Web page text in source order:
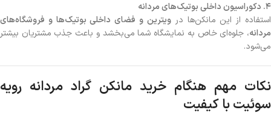
۴. دکوراسیون داخلی بوتیک‌های مردانه
استفاده از این مانکن‌ها درویترین و فضای داخلی بوتیک‌ها و فروشگاه‌های
مردانه، جلوه‌ای خاص به نمایشگاه شما می‌بخشد و باعث جذب مشتریان بیشتر
می‌شود.
نکات مهم هنگام خرید مانکن گراد مردانه رویه
سوئیت با کیفیت